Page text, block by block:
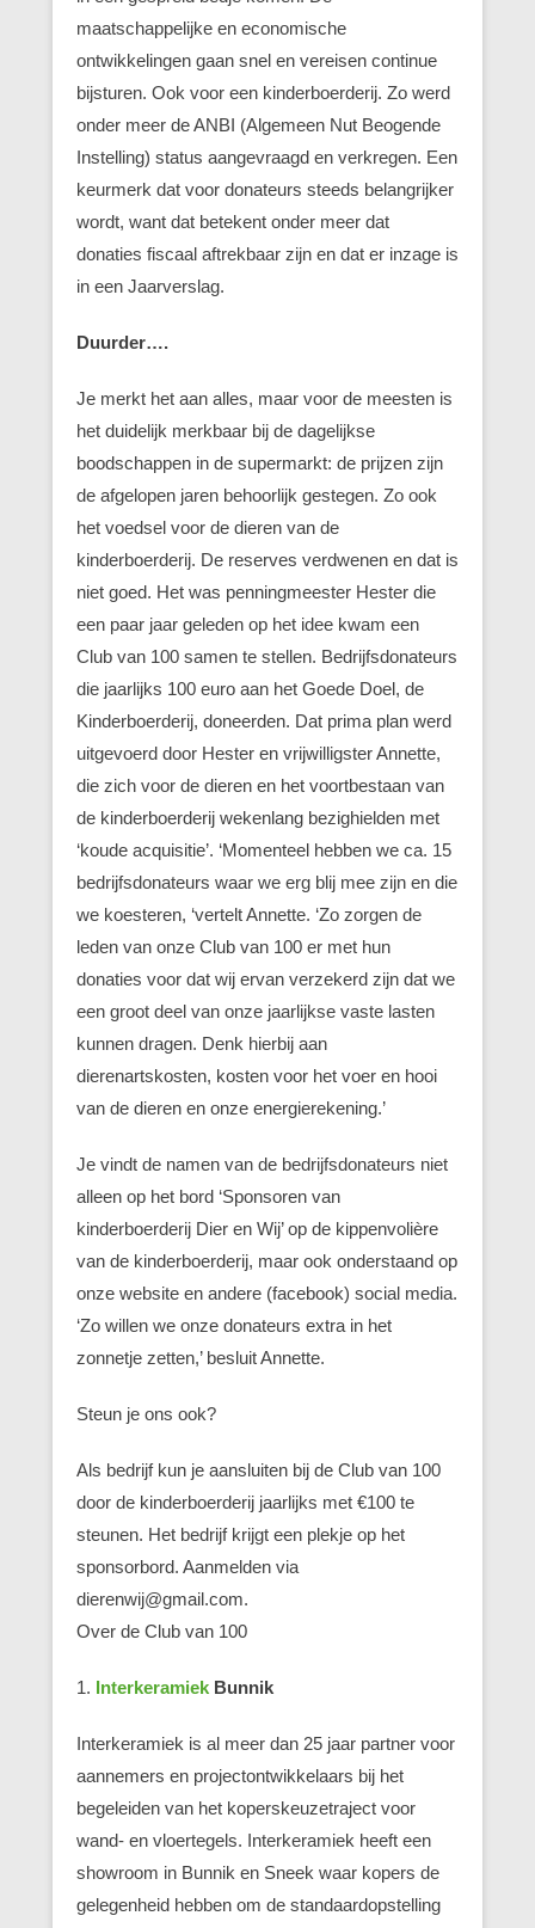
maatschappelijke en economische
ontwikkelingen gaan snel en vereisen continue
bijsturen. Ook voor een kinderboerderij. Zo werd
onder meer de ANBI (Algemeen Nut Beogende
Instelling) status aangevraagd en verkregen. Een
keurmerk dat voor donateurs steeds belangrijker
wordt, want dat betekent onder meer dat
donaties fiscaal aftrekbaar zijn en dat er inzage is
in een Jaarverslag.
Duurder….
Je merkt het aan alles, maar voor de meesten is
het duidelijk merkbaar bij de dagelijkse
boodschappen in de supermarkt: de prijzen zijn
de afgelopen jaren behoorlijk gestegen. Zo ook
het voedsel voor de dieren van de
kinderboerderij. De reserves verdwenen en dat is
niet goed. Het was penningmeester Hester die
een paar jaar geleden op het idee kwam een
Club van 100 samen te stellen. Bedrijfsdonateurs
die jaarlijks 100 euro aan het Goede Doel, de
Kinderboerderij, doneerden. Dat prima plan werd
uitgevoerd door Hester en vrijwilligster Annette,
die zich voor de dieren en het voortbestaan van
de kinderboerderij wekenlang bezighielden met
‘koude acquisitie’. ‘Momenteel hebben we ca. 15
bedrijfsdonateurs waar we erg blij mee zijn en die
we koesteren, ‘vertelt Annette. ‘Zo zorgen de
leden van onze Club van 100 er met hun
donaties voor dat wij ervan verzekerd zijn dat we
een groot deel van onze jaarlijkse vaste lasten
kunnen dragen. Denk hierbij aan
dierenartskosten, kosten voor het voer en hooi
van de dieren en onze energierekening.’
Je vindt de namen van de bedrijfsdonateurs niet
alleen op het bord ‘Sponsoren van
kinderboerderij Dier en Wij’ op de kippenvolière
van de kinderboerderij, maar ook onderstaand op
onze website en andere (facebook) social media.
‘Zo willen we onze donateurs extra in het
zonnetje zetten,’ besluit Annette.
Steun je ons ook?
Als bedrijf kun je aansluiten bij de Club van 100
door de kinderboerderij jaarlijks met €100 te
steunen. Het bedrijf krijgt een plekje op het
sponsorbord. Aanmelden via
dierenwij@gmail.com.
Over de Club van 100
1. Interkeramiek Bunnik
Interkeramiek is al meer dan 25 jaar partner voor
aannemers en projectontwikkelaars bij het
begeleiden van het koperskeuzetraject voor
wand- en vloertegels. Interkeramiek heeft een
showroom in Bunnik en Sneek waar kopers de
gelegenheid hebben om de standaardopstelling